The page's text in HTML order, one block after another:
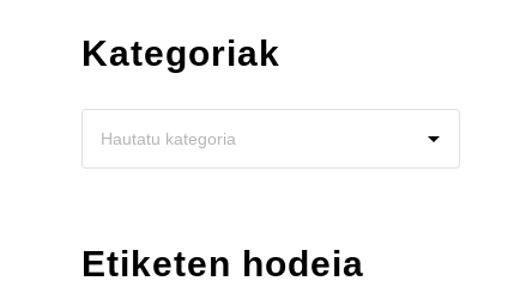
Kategoriak
Etiketen hodeia